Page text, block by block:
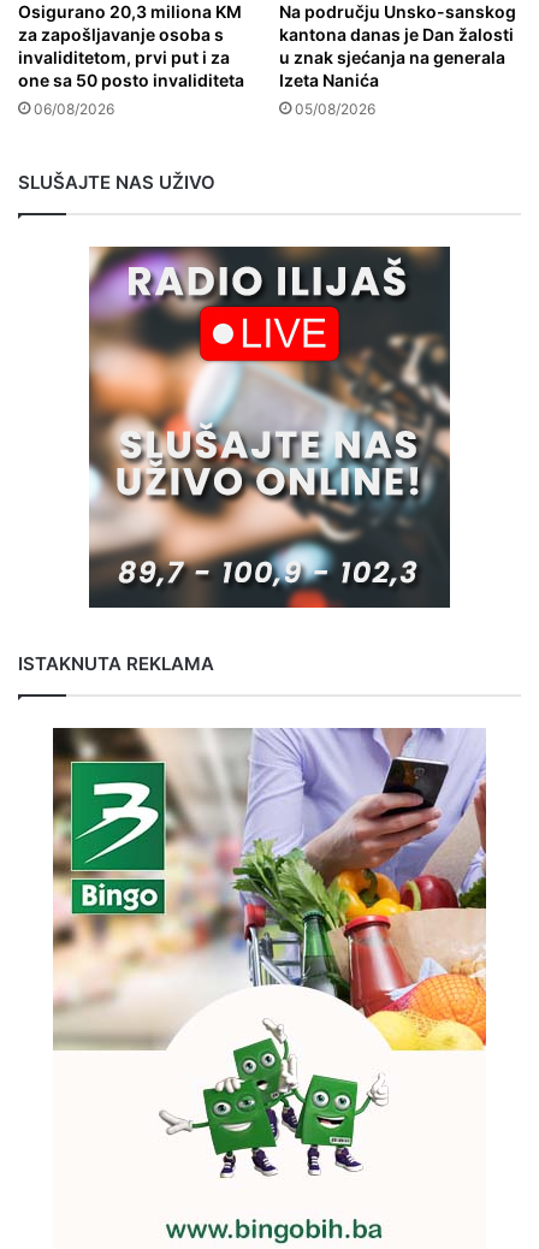
Osigurano 20,3 miliona KM
za zapošljavanje osoba s
invaliditetom, prvi put i za
one sa 50 posto invaliditeta
06/08/2026
Na području Unsko-sanskog
kantona danas je Dan žalosti
u znak sjećanja na generala
Izeta Nanića
05/08/2026
SLUŠAJTE NAS UŽIVO
ISTAKNUTA REKLAMA